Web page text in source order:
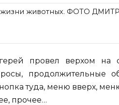
о жизни животных. ФОТО
провел верхом на
продолжительные
туда, меню вверх,
прочее…